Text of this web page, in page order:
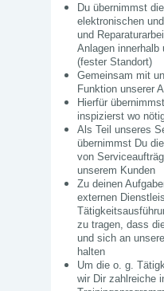
Du übernimmst
elektronischen
und
Anlagen innerhalb
(fester Standort)
Gemeinsam mit
Funktion unserer
Hierfür
inspizierst wo
Als Teil unseres
übernimmst Du
von
unserem Kunden
Zu deinen
externen
zu tragen, dass
und sich an
halten
Um die o. g.
wir Dir zahlreiche